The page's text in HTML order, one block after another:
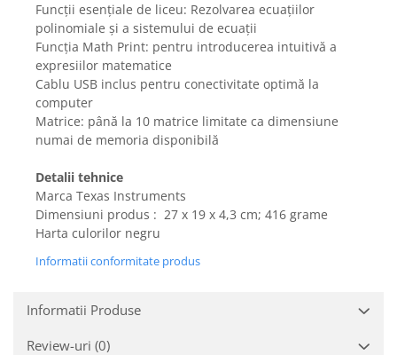
Genti si accesorii femei
Imbracaminte barbati
Imbracaminte femei
Imbracaminte si Incaltaminte copii
Incaltaminte barbati
Incaltaminte femei
Ochelari de vedere
Gaming, Carti & Birotica
Birotica & Papetarie
Ingrijire personala & Cosmetice
Aparate & Accesorii ingrijire
Funcții esențiale de liceu: Rezolvarea ecuațiilor
polinomiale și a sistemului de ecuații
Funcția Math Print: pentru introducerea intuitivă a
expresiilor matematice
Cablu USB inclus pentru conectivitate optimă la
computer
Matrice: până la 10 matrice limitate ca dimensiune
numai de memoria disponibilă
Detalii tehnice
Marca Texas Instruments
Dimensiuni produs : ‎ 27 x 19 x 4,3 cm; 416 grame
Harta culorilor negru
Informatii conformitate produs
Informatii Produse
Review-uri (0)